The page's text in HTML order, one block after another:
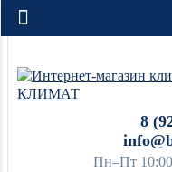
8
Пн–Пт